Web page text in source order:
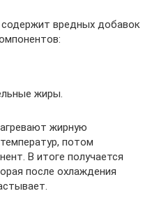
вредных добавок
жиры.
жирную
потом
В итоге получается
после охлаждения